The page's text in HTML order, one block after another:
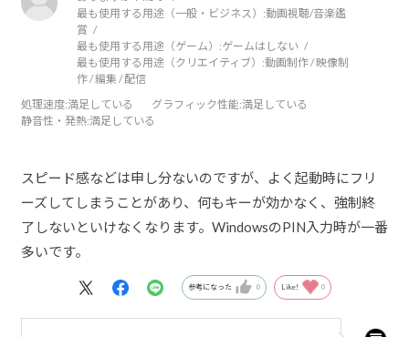
最も使用する用途（一般・ビジネス）:動画視聴/音楽鑑
賞
最も使用する用途（ゲーム）:ゲームはしない
最も使用する用途（クリエイティブ）:動画制作 / 映像制
作 / 編集 / 配信
処理速度:満足している グラフィック性能:満足している
静音性・発熱:満足している
スピード感などは申し分ないのですが、よく起動時にフリ
ーズしてしまうことがあり、何もキーが効かなく、強制終
了しないといけなくなります。WindowsのPIN入力時が一番
多いです。
参考になった 0 Like! 0